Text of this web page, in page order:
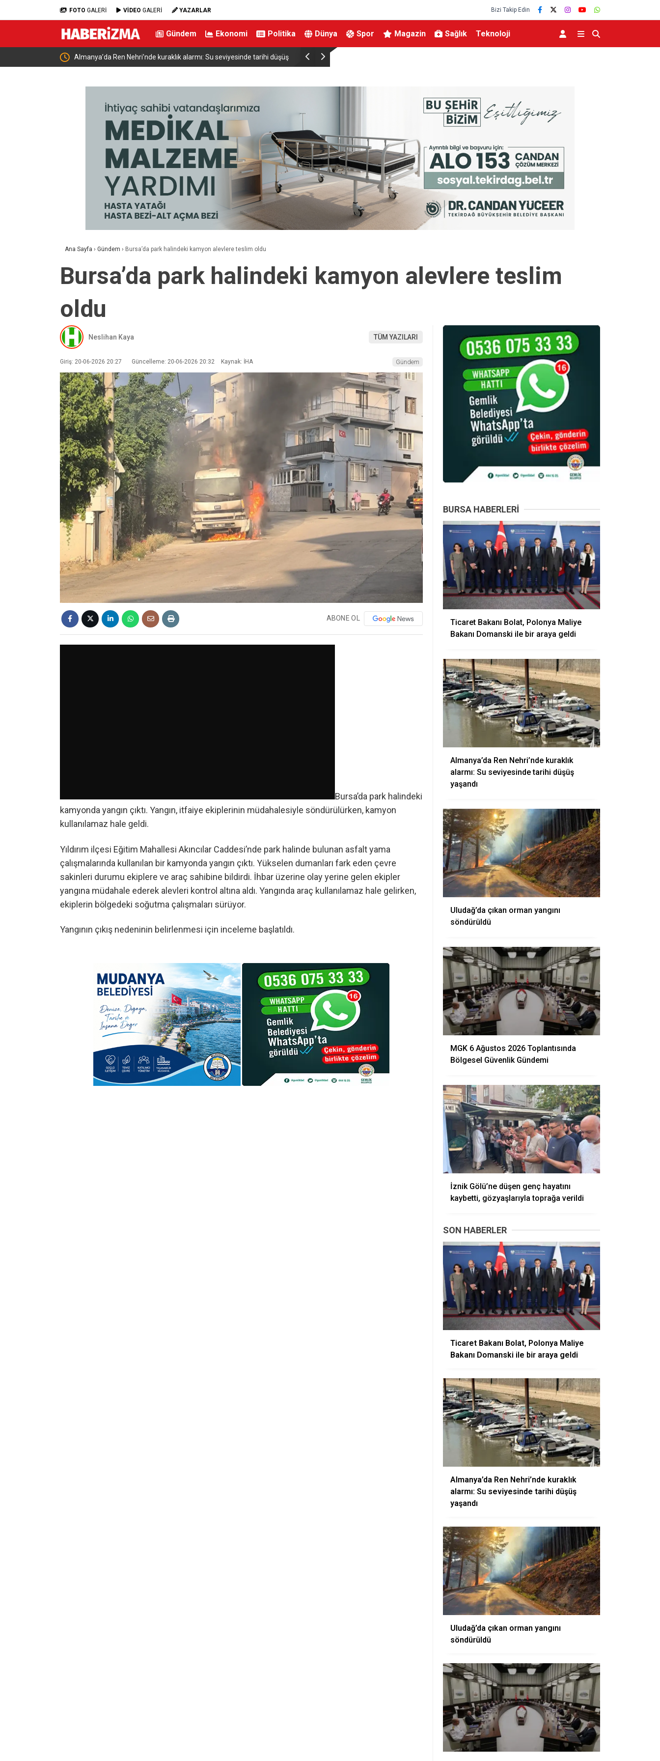
FOTO GALERİ VİDEO GALERİ YAZARLAR Bizi Takip Edin
Gündem Ekonomi Politika Dünya Spor Magazin Sağlık Teknoloji
Almanya’da Ren Nehri’nde kuraklık alarmı: Su seviyesinde tarihi düşüş Uludağ’da çıkan orman yangını söndürüldü
Ana Sayfa › Gündem › Bursa’da park halindeki kamyon alevlere teslim oldu
Bursa’da park halindeki kamyon alevlere teslim
oldu
Neslihan Kaya TÜM YAZILARI
Giriş: 20-06-2026 20:27 Güncelleme: 20-06-2026 20:32 Kaynak: İHA Gündem
ABONE OL
Bursa’da park halindeki
kamyonda yangın çıktı. Yangın, itfaiye ekiplerinin müdahalesiyle söndürülürken, kamyon
kullanılamaz hale geldi.
Yıldırım ilçesi Eğitim Mahallesi Akıncılar Caddesi’nde park halinde bulunan asfalt yama
çalışmalarında kullanılan bir kamyonda yangın çıktı. Yükselen dumanları fark eden çevre
sakinleri durumu ekiplere ve araç sahibine bildirdi. İhbar üzerine olay yerine gelen ekipler
yangına müdahale ederek alevleri kontrol altına aldı. Yangında araç kullanılamaz hale gelirken,
ekiplerin bölgedeki soğutma çalışmaları sürüyor.
Yangının çıkış nedeninin belirlenmesi için inceleme başlatıldı.
BURSA HABERLERI
Ticaret Bakanı Bolat, Polonya Maliye
Bakanı Domanski ile bir araya geldi
Almanya’da Ren Nehri’nde kuraklık
alarmı: Su seviyesinde tarihi düşüş
yaşandı
Uludağ’da çıkan orman yangını
söndürüldü
MGK 6 Ağustos 2026 Toplantısında
Bölgesel Güvenlik Gündemi
İznik Gölü’ne düşen genç hayatını
kaybetti, gözyaşlarıyla toprağa verildi
SON HABERLER
Ticaret Bakanı Bolat, Polonya Maliye
Bakanı Domanski ile bir araya geldi
Almanya’da Ren Nehri’nde kuraklık
alarmı: Su seviyesinde tarihi düşüş
yaşandı
Uludağ’da çıkan orman yangını
söndürüldü